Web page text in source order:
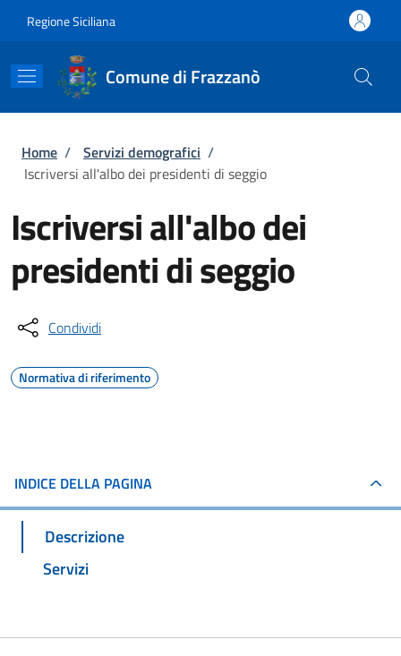
Regione Siciliana
Comune di Frazzanò
Briciole di pane
Home / Servizi demografici /
Iscriversi all'albo dei presidenti di seggio
Iscriversi all'albo dei
presidenti di seggio
Condividi
Normativa di riferimento
INDICE DELLA PAGINA
Descrizione
Servizi